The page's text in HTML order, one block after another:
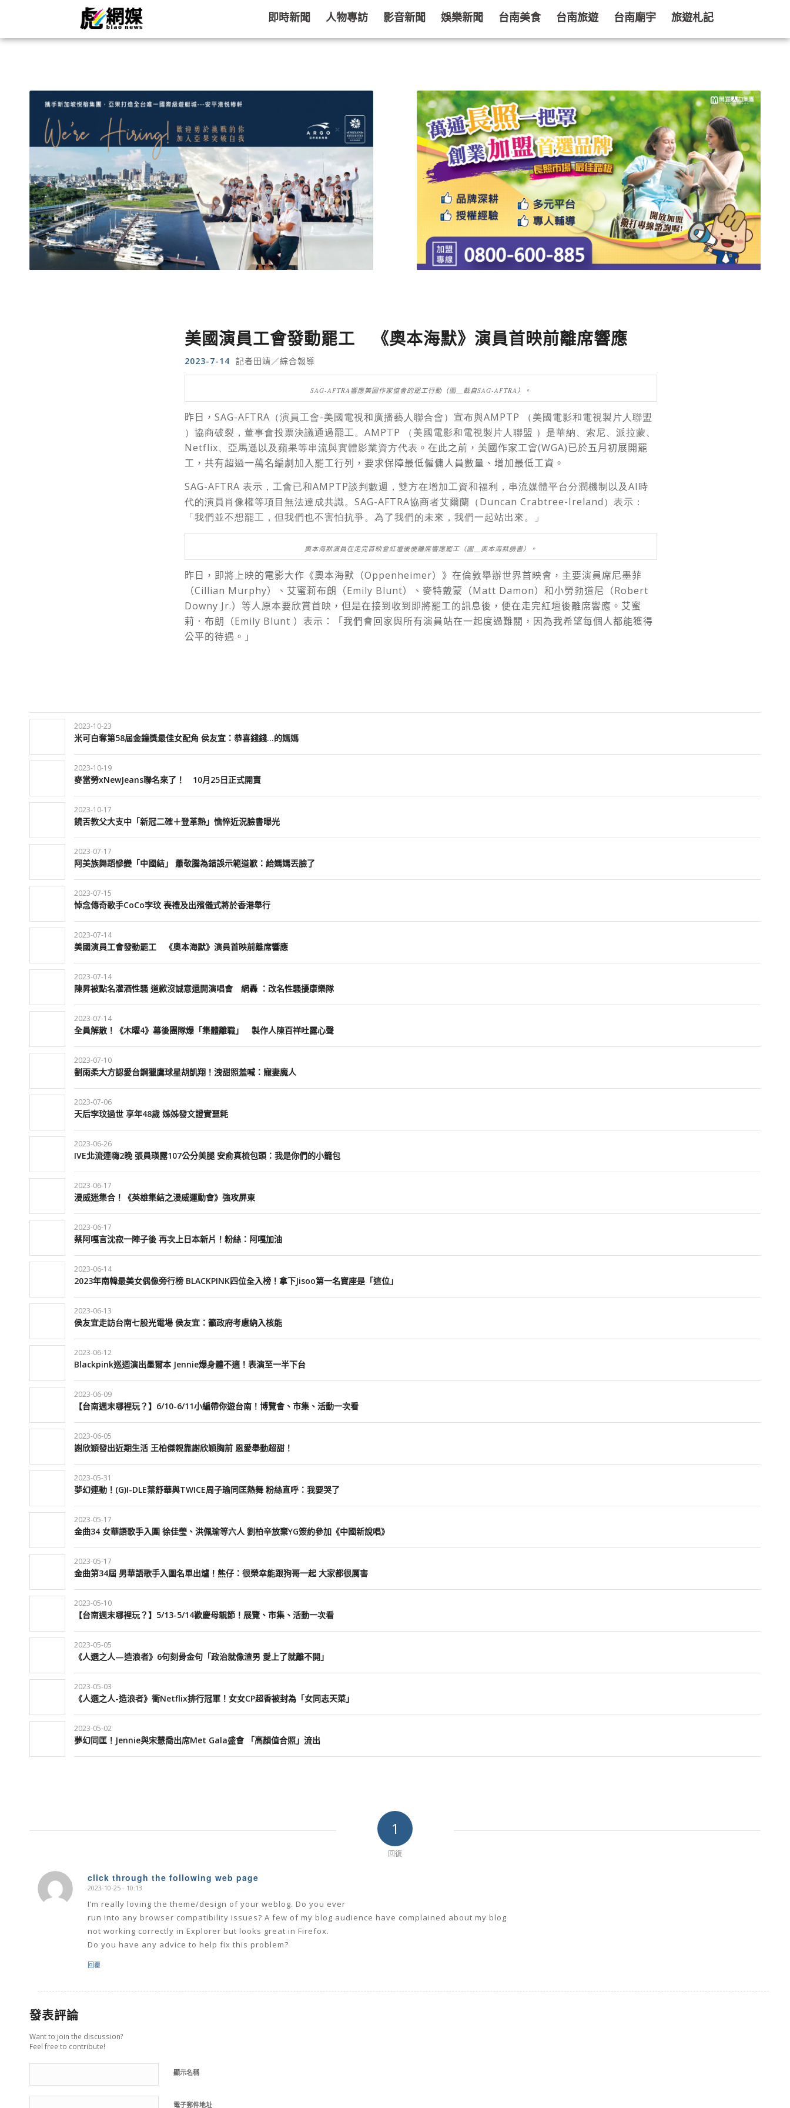
即時新聞 人物專訪 影音新聞 娛樂新聞 台南美食 台南旅遊 台南廟宇 旅遊札記
美國演員工會發動罷工 《奧本海默》演員首映前離席響應
2023-7-14 記者田靖／綜合報導
SAG-AFTRA響應美國作家協會的罷工行動（圖＿截自SAG-AFTRA）。
昨日， SAG-AFTRA（演員工會-美國電視和廣播藝人聯合會）宣布與AMPTP （美國電影和電視製片人聯盟
）協商破裂，董事會投票決議通過罷工。AMPTP （美國電影和電視製片人聯盟 ）是華納、索尼、派拉蒙、
Netflix、亞馬遜以及蘋果等串流與實體影業資方代表 。在此之前，美國作家工會(WGA)已於五月初展開罷
工，共有超過一萬名編劇加入罷工行列，要求保障最低僱傭人員數量、增加最低工資。
SAG-AFTRA 表示，工會已和AMPTP談判數週，雙方在增加工資和福利，串流媒體平台分潤機制以及AI時
代的演員肖像權等項目無法達成共識。SAG-AFTRA協商者艾爾蘭（Duncan Crabtree-Ireland）表示：
「我們並不想罷工，但我們也不害怕抗爭。為了我們的未來，我們一起站出來。」
奧本海默演員在走完首映會紅壇後便離席響應罷工（圖＿奧本海默臉書）。
昨日，即將上映的電影大作《奧本海默（Oppenheimer）》在倫敦舉辦世界首映會，主要演員席尼墨菲
（Cillian Murphy）、艾蜜莉布朗（Emily Blunt）、麥特戴蒙（Matt Damon）和小勞勃道尼（Robert
Downy Jr.）等人原本要欣賞首映，但是在接到收到即將罷工的訊息後，便在走完紅壇後離席響應。艾蜜
莉．布朗（Emily Blunt ）表示：「我們會回家與所有演員站在一起度過難關，因為我希望每個人都能獲得
公平的待遇。」
2023-10-23
米可白奪第58屆金鐘獎最佳女配角 侯友宜：恭喜錢錢…的媽媽
2023-10-19
麥當勞xNewJeans聯名來了！ 10月25日正式開賣
2023-10-17
饒舌教父大支中「新冠二確＋登革熱」憔悴近況臉書曝光
2023-07-17
阿美族舞蹈慘變「中國結」 蕭敬騰為錯誤示範道歉：給媽媽丟臉了
2023-07-15
悼念傳奇歌手CoCo李玟 喪禮及出殯儀式將於香港舉行
2023-07-14
美國演員工會發動罷工 《奧本海默》演員首映前離席響應
2023-07-14
陳昇被點名灌酒性騷 道歉沒誠意還開演唱會 網轟 ：改名性騷擾康樂隊
2023-07-14
全員解散！《木曜4》幕後團隊爆「集體離職」 製作人陳百祥吐露心聲
2023-07-10
劉雨柔大方認愛台鋼獵鷹球星胡凱翔！洩甜照羞喊：寵妻魔人
2023-07-06
天后李玟過世 享年48歲 姊姊發文證實噩耗
2023-06-26
IVE北流連嗨2晚 張員瑛露107公分美腿 安俞真梳包頭：我是你們的小籠包
2023-06-17
漫威迷集合！《英雄集結之漫威運動會》強攻屏東
2023-06-17
蔡阿嘎言沈寂一陣子後 再次上日本新片！粉絲：阿嘎加油
2023-06-14
2023年南韓最美女偶像旁行榜 BLACKPINK四位全入榜！拿下Jisoo第一名寶座是「這位」
2023-06-13
侯友宜走訪台南七股光電場 侯友宜：籲政府考慮納入核能
2023-06-12
Blackpink巡迴演出墨爾本 Jennie爆身體不適！表演至一半下台
2023-06-09
【台南週末哪裡玩？】6/10-6/11小編帶你遊台南！博覽會、市集、活動一次看
2023-06-05
謝欣穎發出近期生活 王柏傑親靠謝欣穎胸前 恩愛舉動超甜！
2023-05-31
夢幻連動！(G)I-DLE葉舒華與TWICE周子瑜同匡熱舞 粉絲直呼：我要哭了
2023-05-17
金曲34 女華語歌手入圍 徐佳瑩、洪佩瑜等六人 劉柏辛放棄YG簽約參加《中國新說唱》
2023-05-17
金曲第34屆 男華語歌手入圍名單出爐！熊仔：很榮幸能跟狗哥一起 大家都很厲害
2023-05-10
【台南週末哪裡玩？】5/13-5/14歡慶母親節！展覽、市集、活動一次看
2023-05-05
《人選之人—造浪者》6句刻骨金句「政治就像渣男 愛上了就離不開」
2023-05-03
《人選之人-造浪者》衝Netflix排行冠軍！女女CP超香被封為「女同志天菜」
2023-05-02
夢幻同匡！Jennie與宋慧喬出席Met Gala盛會 「高顏值合照」流出
1
回復
click through the following web page
says:
2023-10-25 - 10:13
I’m really loving the theme/design of your weblog. Do you ever
run into any browser compatibility issues? A few of my blog audience have complained about my blog
not working correctly in Explorer but looks great in Firefox.
Do you have any advice to help fix this problem?
回覆
發表評論
Want to join the discussion?
Feel free to contribute!
顯示名稱
電子郵件地址